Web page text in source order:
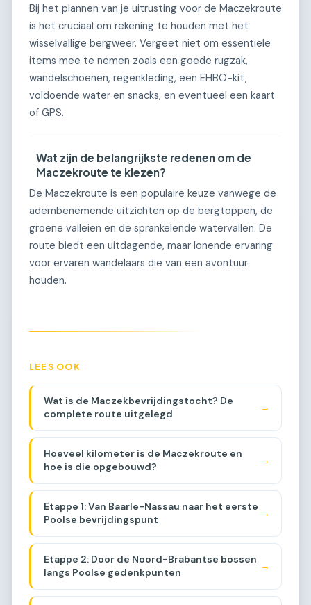
Bij het plannen van je uitrusting voor de Maczekroute
is het cruciaal om rekening te houden met het
wisselvallige bergweer. Vergeet niet om essentiële
items mee te nemen zoals een goede rugzak,
wandelschoenen, regenkleding, een EHBO-kit,
voldoende water en snacks, en eventueel een kaart
of GPS.
Wat zijn de belangrijkste redenen om de
Maczekroute te kiezen?
De Maczekroute is een populaire keuze vanwege de
adembenemende uitzichten op de bergtoppen, de
groene valleien en de sprankelende watervallen. De
route biedt een uitdagende, maar lonende ervaring
voor ervaren wandelaars die van een avontuur
houden.
LEES OOK
Wat is de Maczekbevrijdingstocht? De
complete route uitgelegd
→
Hoeveel kilometer is de Maczekroute en
hoe is die opgebouwd?
→
Etappe 1: Van Baarle-Nassau naar het eerste
Poolse bevrijdingspunt
→
Etappe 2: Door de Noord-Brabantse bossen
langs Poolse gedenkpunten
→